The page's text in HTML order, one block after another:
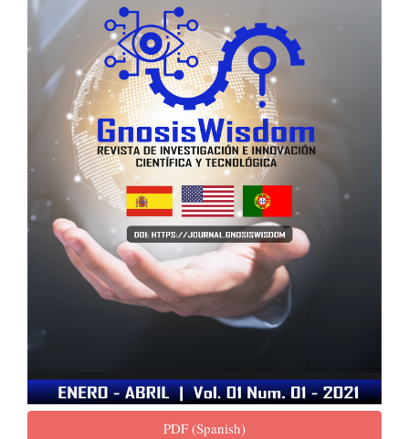
PDF (Spanish)